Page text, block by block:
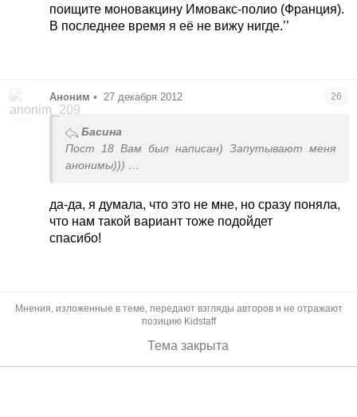
поищите моновакцину Имовакс-полио (Франция).
В последнее время я её не вижу нигде.’’
Аноним • 27 декабря 2012 26
Басина
Пост 18 Вам был написан) Запутывают меня
анонимы)))
’’Вакцинация от полиомиелита при нарушении
календаря прививок проводится с таким
расчётом, чтоб до 18 лет ребёнок получил 4
Сделала бы Инф.ИПВ или Пентаксим без
Потом следующая ревакцинация в 14 лет опять
с АДС+полио (вот все 4 полио и будут до 18
да-да, я думала, что это не мне, но сразу поняла,
что нам такой вариант тоже подойдет
спасибо!
Мнения, изложенные в теме, передают взгляды авторов и не отражают
позицию Kidstaff
Тема закрыта